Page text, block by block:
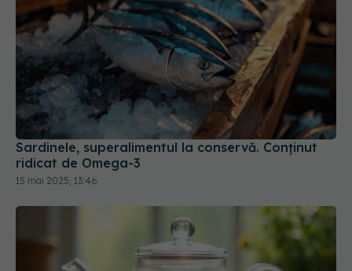
Sardinele, superalimentul la conservă. Conținut
ridicat de Omega-3
15 mai 2025, 13:46